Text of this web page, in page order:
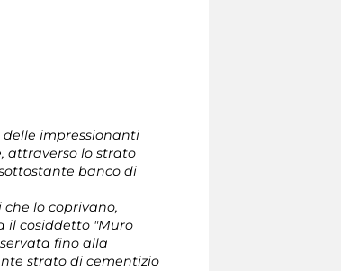
impressionanti
attraverso lo strato
banco di
lo coprivano,
il cosiddetto "Muro
fino alla
strato di cementizio